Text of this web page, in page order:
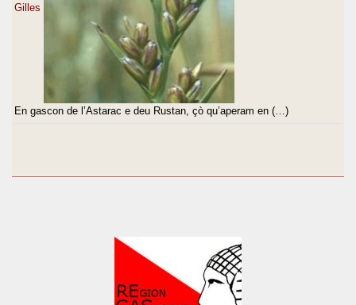
Gilles
En gascon de l’Astarac e deu Rustan, çò qu’aperam en (…)